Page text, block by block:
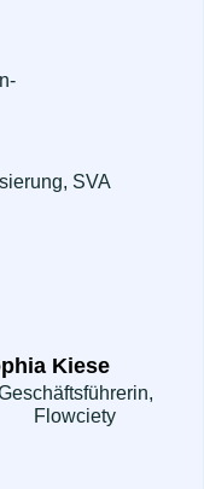
SVA
Kiese
Flowciety